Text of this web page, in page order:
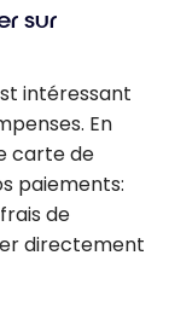
sur
intéressant
En
carte de
paiements:
de
directement